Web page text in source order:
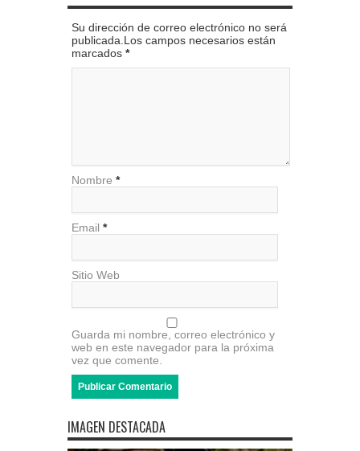
Su dirección de correo electrónico no será
publicada.Los campos necesarios están
marcados *
Nombre *
Email *
Sitio Web
Guarda mi nombre, correo electrónico y
web en este navegador para la próxima
vez que comente.
IMAGEN DESTACADA